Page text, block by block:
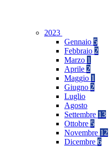
2023
Gennaio 5
Febbraio 2
Marzo 1
Aprile 2
Maggio 1
Giugno 2
Luglio
Agosto
Settembre 13
Ottobre 5
Novembre 12
Dicembre 6